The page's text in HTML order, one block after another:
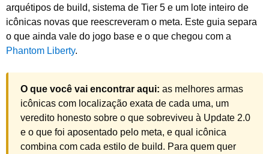
arquétipos de build, sistema de Tier 5 e um lote inteiro de
icônicas novas que reescreveram o meta. Este guia separa
o que ainda vale do jogo base e o que chegou com a
Phantom Liberty.
O que você vai encontrar aqui: as melhores armas
icônicas com localização exata de cada uma, um
veredito honesto sobre o que sobreviveu à Update 2.0
e o que foi aposentado pelo meta, e qual icônica
combina com cada estilo de build. Para quem quer